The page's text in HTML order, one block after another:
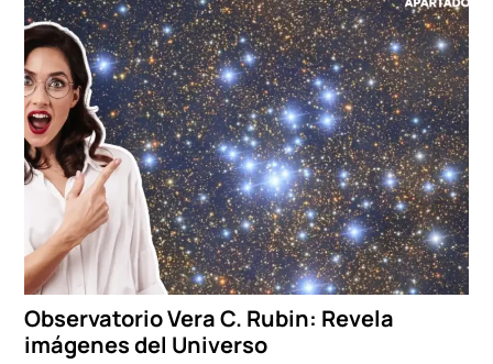
Observatorio Vera C. Rubin: Revela
imágenes del Universo